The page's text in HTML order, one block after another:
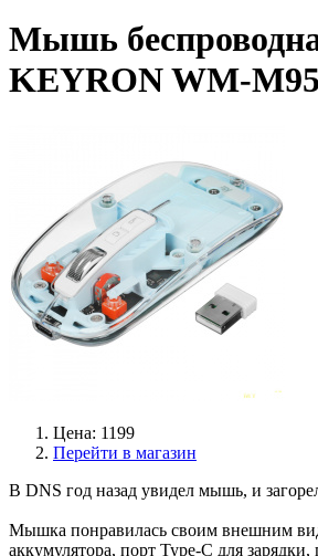
Мышь
KEYRON WM-
Цена: 1199
Перейти в магазин
В DNS год назад увидел мышь, и
Мышка понравилась своим внешним
аккумулятора, порт Type-C для